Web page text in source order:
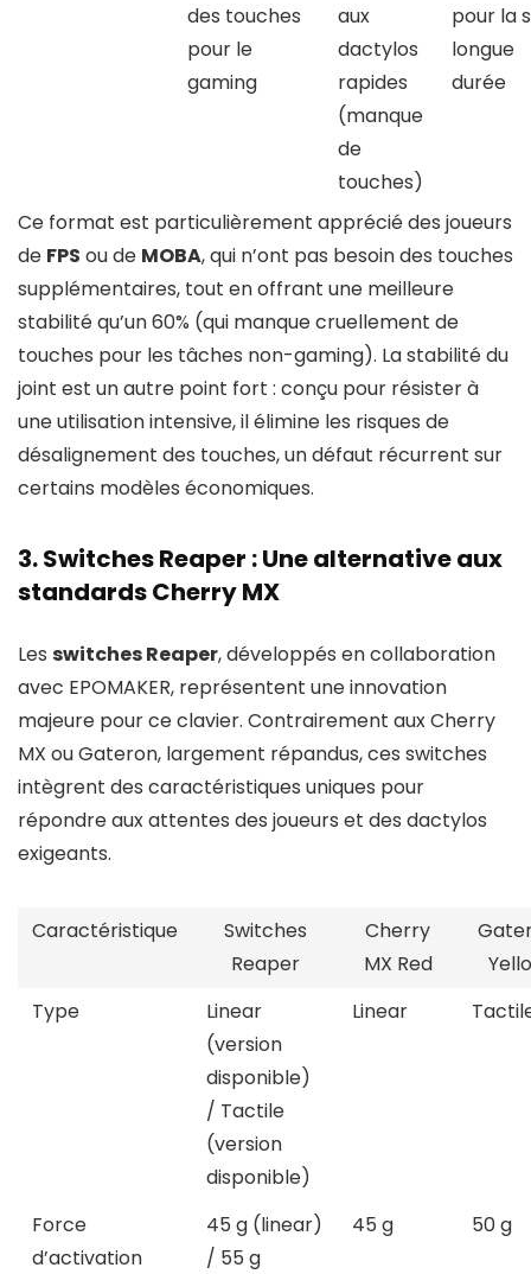
des touches
pour le
gaming
aux
dactylos
rapides
(manque
de
touches)
pour la
longue
durée
Ce format est particulièrement apprécié des joueurs
de FPS ou de MOBA, qui n’ont pas besoin des touches
supplémentaires, tout en offrant une meilleure
stabilité qu’un 60% (qui manque cruellement de
touches pour les tâches non-gaming). La stabilité du
joint est un autre point fort : conçu pour résister à
une utilisation intensive, il élimine les risques de
désalignement des touches, un défaut récurrent sur
certains modèles économiques.
3. Switches Reaper : Une alternative aux
standards Cherry MX
Les switches Reaper, développés en collaboration
avec EPOMAKER, représentent une innovation
majeure pour ce clavier. Contrairement aux Cherry
MX ou Gateron, largement répandus, ces switches
intègrent des caractéristiques uniques pour
répondre aux attentes des joueurs et des dactylos
exigeants.
Caractéristique
Switches
Reaper
Cherry
MX Red
Type
Linear
(version
disponible)
/ Tactile
(version
disponible)
Linear
Force
d’activation
45 g (linear)
/ 55 g
45 g 50 g